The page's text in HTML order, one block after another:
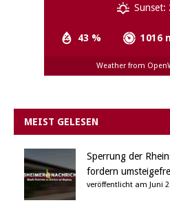
43 % 1016
Sunset:
Weather from
MEIST GELESEN
Sperrung der
fordern
veröffentlicht am Juni